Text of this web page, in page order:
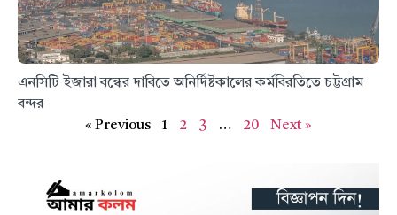
এনসিটি ইজারা বন্ধের দাবিতে অনির্দিষ্টকালের কর্মবিরতিতে চট্টগ্রাম
বন্দর
« Previous
1 2 3 … 20 Next »